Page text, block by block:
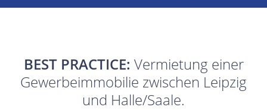
BEST PRACTICE: Vermietung einer
Gewerbeimmobilie zwischen Leipzig
und Halle/Saale.